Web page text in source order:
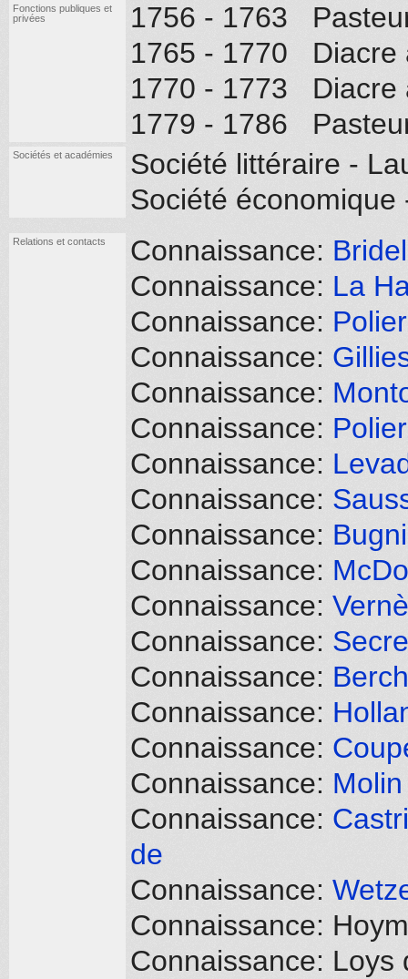
Fonctions publiques et
privées
1756 - 1763
1765 - 1770 Diacre
1770 - 1773 Diacre
1779 - 1786
Sociétés et académies
Société littéraire -
Société
Relations et contacts Connaissance:
Connaissance: La
Connaissance:
Connaissance:
Connaissance:
Connaissance:
Connaissance:
Connaissance:
Connaissance:
Connaissance:
Connaissance:
Connaissance:
Connaissance:
Connaissance:
Connaissance:
Connaissance:
Connaissance:
de
Connaissance:
Connaissance:
Connaissance: Loys